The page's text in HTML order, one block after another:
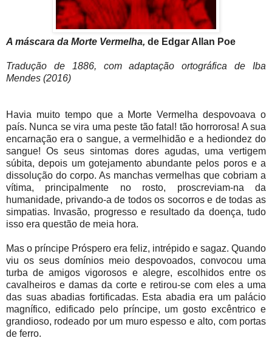
A máscara da Morte Vermelha, de Edgar Allan Poe
Tradução de 1886, com adaptação ortográfica de Iba
Mendes (2016)
Havia muito tempo que a Morte Vermelha despovoava o
país. Nunca se vira uma peste tão fatal! tão horrorosa! A sua
encarnação era o sangue, a vermelhidão e a hediondez do
sangue! Os seus sintomas dores agudas, uma vertigem
súbita, depois um gotejamento abundante pelos poros e a
dissolução do corpo. As manchas vermelhas que cobriam a
vítima, principalmente no rosto, proscreviam-na da
humanidade, privando-a de todos os socorros e de todas as
simpatias. Invasão, progresso e resultado da doença, tudo
isso era questão de meia hora.
Mas o príncipe Próspero era feliz, intrépido e sagaz. Quando
viu os seus domínios meio despovoados, convocou uma
turba de amigos vigorosos e alegre, escolhidos entre os
cavalheiros e damas da corte e retirou-se com eles a uma
das suas abadias fortificadas. Esta abadia era um palácio
magnífico, edificado pelo príncipe, um gosto excêntrico e
grandioso, rodeado por um muro espesso e alto, com portas
de ferro.